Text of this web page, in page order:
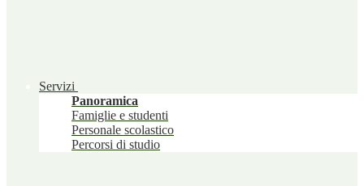
Servizi
Panoramica
Famiglie e studenti
Personale scolastico
Percorsi di studio